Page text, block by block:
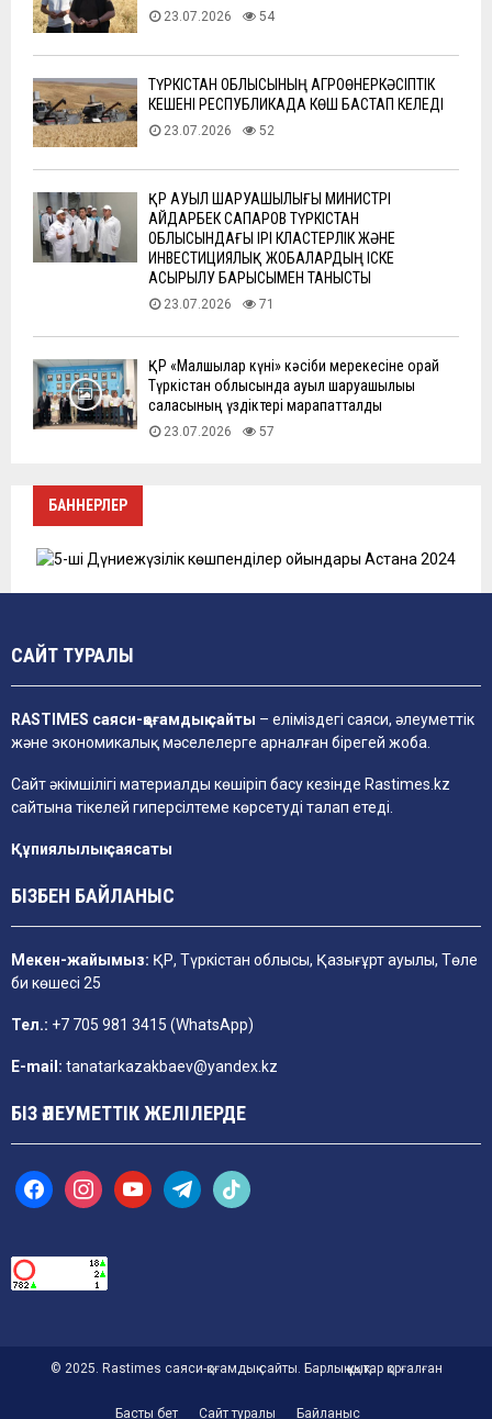
23.07.2026 54
ТҮРКІСТАН ОБЛЫСЫНЫҢ АГРОӨНЕРКӘСІПТІК
КЕШЕНІ РЕСПУБЛИКАДА КӨШ БАСТАП КЕЛЕДІ
23.07.2026 52
ҚР АУЫЛ ШАРУАШЫЛЫҒЫ МИНИСТРІ
АЙДАРБЕК САПАРОВ ТҮРКІСТАН
ОБЛЫСЫНДАҒЫ ІРІ КЛАСТЕРЛІК ЖӘНЕ
ИНВЕСТИЦИЯЛЫҚ ЖОБАЛАРДЫҢ ІСКЕ
АСЫРЫЛУ БАРЫСЫМЕН ТАНЫСТЫ
23.07.2026 71
ҚР «Малшылар күні» кәсіби мерекесіне орай
Түркістан облысында ауыл шаруашылығы
саласының үздіктері марапатталды
23.07.2026 57
БАННЕРЛЕР
САЙТ ТУРАЛЫ
RASTIMES саяси-қоғамдық сайты – еліміздегі саяси, әлеуметтік
және экономикалық мәселелерге арналған бірегей жоба.
Сайт әкімшілігі материалды көшіріп басу кезінде Rastimes.kz
сайтына тікелей гиперсілтеме көрсетуді талап етеді.
Құпиялылық саясаты
БІЗБЕН БАЙЛАНЫС
Мекен-жайымыз: ҚР, Түркістан облысы, Қазығұрт ауылы, Төле
би көшесі 25
Тел.: +7 705 981 3415 (WhatsApp)
E-mail: tanatarkazakbaev@yandex.kz
БІЗ ӘЛЕУМЕТТІК ЖЕЛІЛЕРДЕ
f
a
b
o
i
n
g
y
o
t
e
t
i
© 2025. Rastimes саяси-қоғамдық сайты. Барлық құқықтар қорғалған
Басты бет Сайт туралы Байланыс